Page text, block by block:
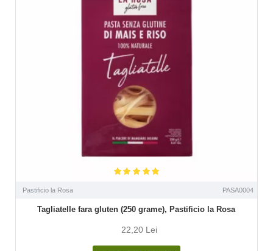
Pastificio la Rosa PASA0004
Tagliatelle fara gluten (250 grame), Pastificio la Rosa
22,20 Lei